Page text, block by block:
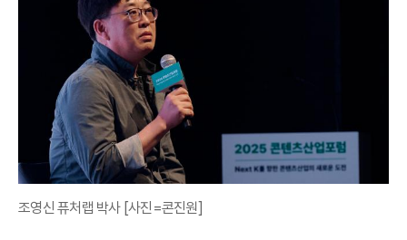
조영신 퓨처랩 박사 [사진=콘진원]